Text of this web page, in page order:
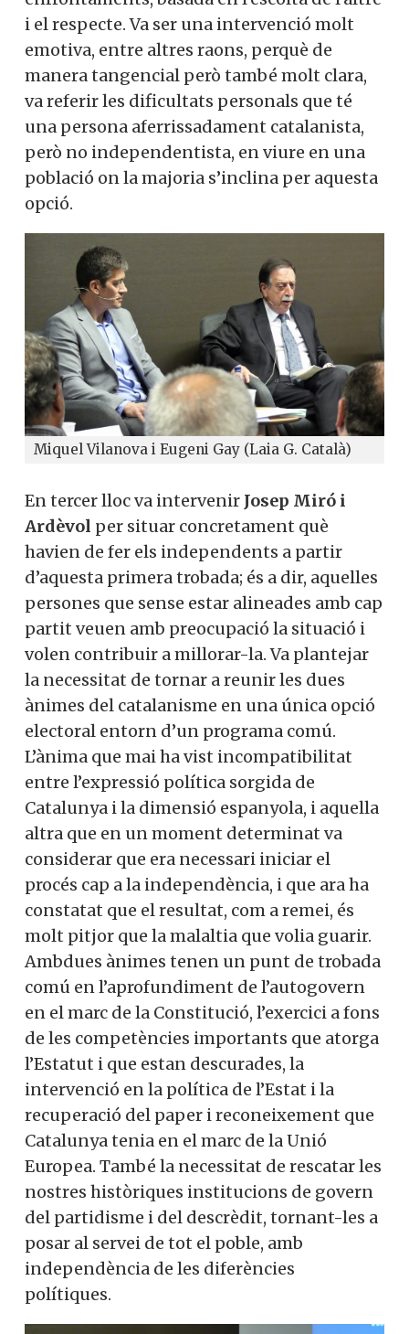
i el respecte. Va ser una intervenció molt
emotiva, entre altres raons, perquè de
manera tangencial però també molt clara,
va referir les dificultats personals que té
una persona aferrissadament catalanista,
però no independentista, en viure en una
població on la majoria s’inclina per aquesta
opció.
Miquel Vilanova i Eugeni Gay (Laia G. Català)
En tercer lloc va intervenir Josep Miró i
Ardèvol per situar concretament què
havien de fer els independents a partir
d’aquesta primera trobada; és a dir, aquelles
persones que sense estar alineades amb cap
partit veuen amb preocupació la situació i
volen contribuir a millorar-la. Va plantejar
la necessitat de tornar a reunir les dues
ànimes del catalanisme en una única opció
electoral entorn d’un programa comú.
L’ànima que mai ha vist incompatibilitat
entre l’expressió política sorgida de
Catalunya i la dimensió espanyola, i aquella
altra que en un moment determinat va
considerar que era necessari iniciar el
procés cap a la independència, i que ara ha
constatat que el resultat, com a remei, és
molt pitjor que la malaltia que volia guarir.
Ambdues ànimes tenen un punt de trobada
comú en l’aprofundiment de l’autogovern
en el marc de la Constitució, l’exercici a fons
de les competències importants que atorga
l’Estatut i que estan descurades, la
intervenció en la política de l’Estat i la
recuperació del paper i reconeixement que
Catalunya tenia en el marc de la Unió
Europea. També la necessitat de rescatar les
nostres històriques institucions de govern
del partidisme i del descrèdit, tornant-les a
posar al servei de tot el poble, amb
independència de les diferències
polítiques.